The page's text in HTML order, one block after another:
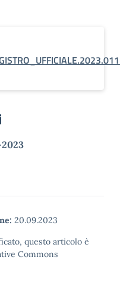
20.09.2023
questo articolo è
Commons